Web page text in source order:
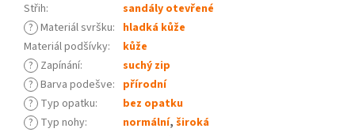
Střih:
sandály otevřené
? Materiál svršku: hladká kůže
Materiál podšívky:
kůže
? Zapínání:
suchý zip
? Barva podešve: přírodní
? Typ opatku:
bez opatku
? Typ nohy: normální, široká